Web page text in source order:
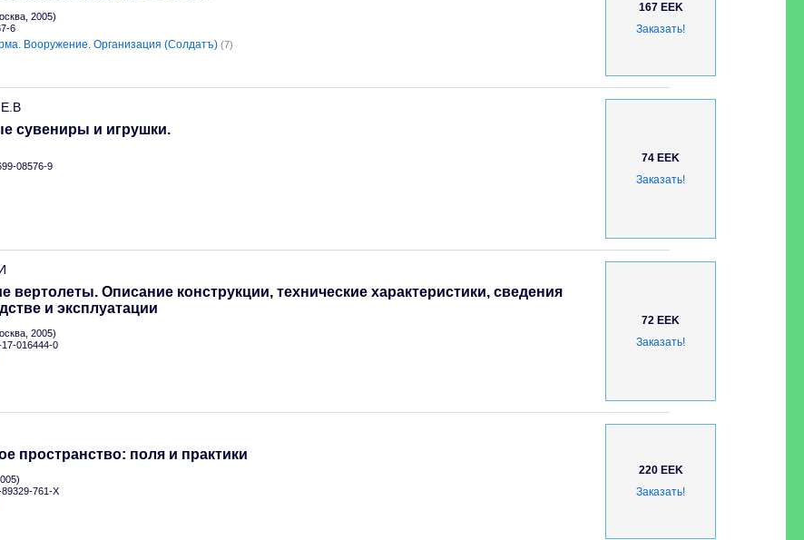
2005)
6
Вооружение. Организация (Солдатъ) (7)
167 EEK
Заказать!
сувениры и игрушки.
08576-9
74 EEK
Заказать!
вертолеты. Описание конструкции, технические характеристики, сведения
и эксплуатации
2005)
016444-0
72 EEK
Заказать!
пространство: поля и практики
761-X
220 EEK
Заказать!